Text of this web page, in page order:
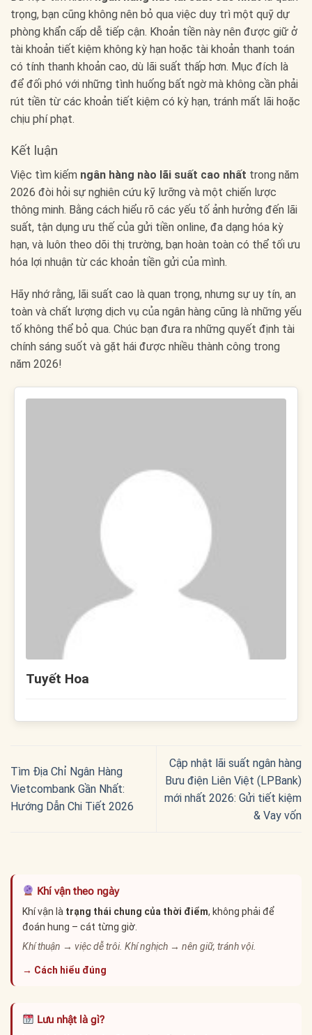
trọng, bạn cũng không nên bỏ qua việc duy trì một quỹ dự
phòng khẩn cấp dễ tiếp cận. Khoản tiền này nên được giữ ở
tài khoản tiết kiệm không kỳ hạn hoặc tài khoản thanh toán
có tính thanh khoản cao, dù lãi suất thấp hơn. Mục đích là
để đối phó với những tình huống bất ngờ mà không cần phải
rút tiền từ các khoản tiết kiệm có kỳ hạn, tránh mất lãi hoặc
chịu phí phạt.
Kết luận
Việc tìm kiếm ngân hàng nào lãi suất cao nhất trong năm
2026 đòi hỏi sự nghiên cứu kỹ lưỡng và một chiến lược
thông minh. Bằng cách hiểu rõ các yếu tố ảnh hưởng đến lãi
suất, tận dụng ưu thế của gửi tiền online, đa dạng hóa kỳ
hạn, và luôn theo dõi thị trường, bạn hoàn toàn có thể tối ưu
hóa lợi nhuận từ các khoản tiền gửi của mình.
Hãy nhớ rằng, lãi suất cao là quan trọng, nhưng sự uy tín, an
toàn và chất lượng dịch vụ của ngân hàng cũng là những yếu
tố không thể bỏ qua. Chúc bạn đưa ra những quyết định tài
chính sáng suốt và gặt hái được nhiều thành công trong
năm 2026!
Tuyết Hoa
Tìm Địa Chỉ Ngân Hàng
Vietcombank Gần Nhất:
Hướng Dẫn Chi Tiết 2026
Cập nhật lãi suất ngân hàng
Bưu điện Liên Việt (LPBank)
mới nhất 2026: Gửi tiết kiệm
& Vay vốn
Khí vận theo ngày
Khí vận là trạng thái chung của thời điểm, không phải để
đoán hung – cát từng giờ.
Khí thuận → việc dễ trôi. Khí nghịch → nên giữ, tránh vội.
→ Cách hiểu đúng
Lưu nhật là gì?